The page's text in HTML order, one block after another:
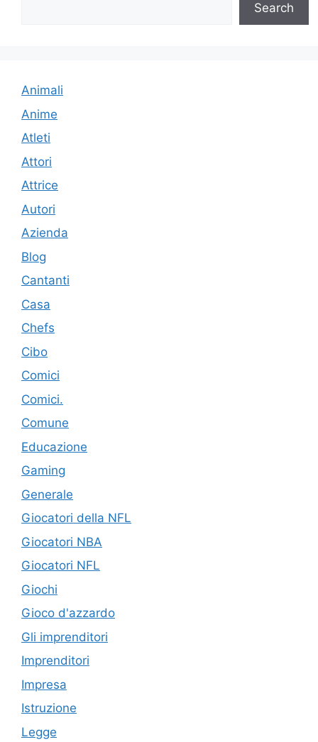
Search
Animali
Anime
Atleti
Attori
Attrice
Autori
Azienda
Blog
Cantanti
Casa
Chefs
Cibo
Comici
Comici.
Comune
Educazione
Gaming
Generale
Giocatori della NFL
Giocatori NBA
Giocatori NFL
Giochi
Gioco d'azzardo
Gli imprenditori
Imprenditori
Impresa
Istruzione
Legge